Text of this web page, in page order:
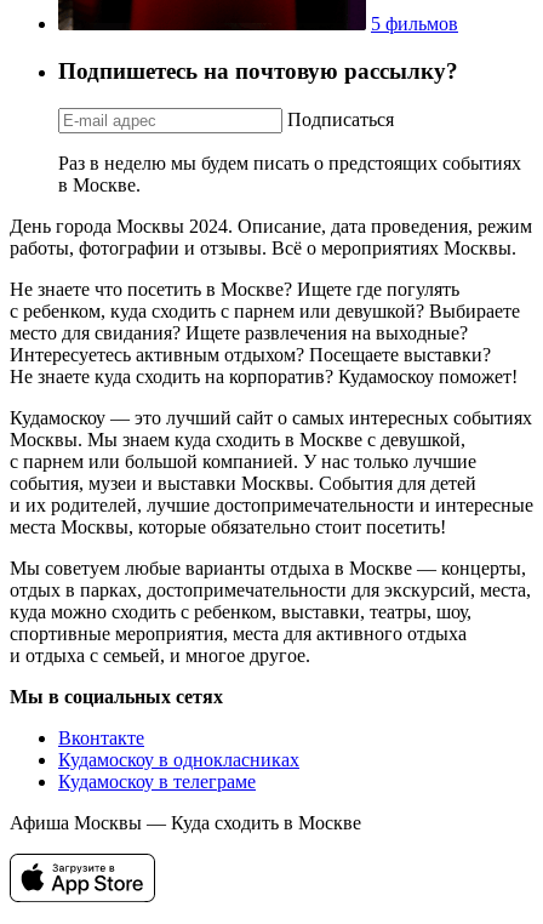
5 фильмов
Подпишетесь на почтовую рассылку?
Подписаться
Раз в неделю мы будем писать о предстоящих событиях
в Москве.
День города Москвы 2024. Описание, дата проведения, режим
работы, фотографии и отзывы. Всё о мероприятиях Москвы.
Не знаете что посетить в Москве? Ищете где погулять
с ребенком, куда сходить с парнем или девушкой? Выбираете
место для свидания? Ищете развлечения на выходные?
Интересуетесь активным отдыхом? Посещаете выставки?
Не знаете куда сходить на корпоратив? Кудамоскоу поможет!
Кудамоскоу — это лучший сайт о самых интересных событиях
Москвы. Мы знаем куда сходить в Москве с девушкой,
с парнем или большой компанией. У нас только лучшие
события, музеи и выставки Москвы. События для детей
и их родителей, лучшие достопримечательности и интересные
места Москвы, которые обязательно стоит посетить!
Мы советуем любые варианты отдыха в Москве — концерты,
отдых в парках, достопримечательности для экскурсий, места,
куда можно сходить с ребенком, выставки, театры, шоу,
спортивные мероприятия, места для активного отдыха
и отдыха с семьей, и многое другое.
Мы в социальных сетях
Вконтакте
Кудамоскоу в однокласниках
Кудамоскоу в телеграме
Афиша Москвы — Куда сходить в Москве